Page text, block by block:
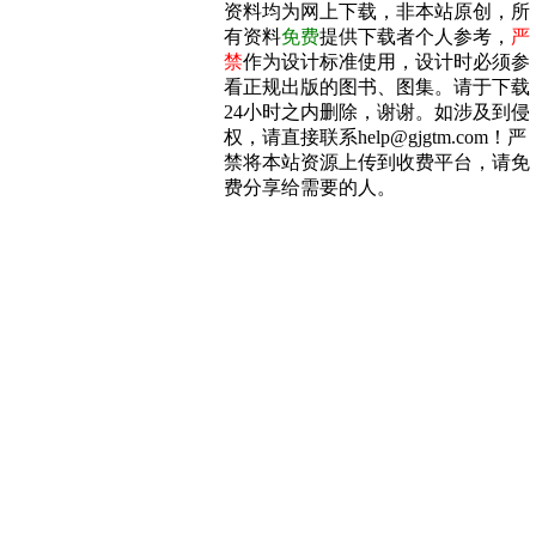
资料均为网上下载，非本站原创，所
有资料免费提供下载者个人参考， 严
禁作为设计标准使用，设计时必须参
看正规出版的图书、图集。请于下载
24小时之内删除，谢谢。如涉及到侵
权，请直接联系help@gjgtm.com！严
禁将本站资源上传到收费平台，请免
费分享给需要的人。